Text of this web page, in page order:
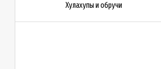
Хулахупы и обручи